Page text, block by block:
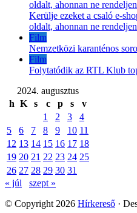
Kerülje ezeket a csaló e-
oldalt, ahonnan ne
Film
Nemzetközi karanténos
Film
Folytatódik az RTL Klub
2024. augusztus
h K s c p s
v
1
2 3
4
5
6 7 8 9 10 11
12 13 14 15 16 17 18
19 20 21 22 23 24 25
26 27 28 29 30 31
« júl
szept »
© Copyright 2026 Hírkereső ·